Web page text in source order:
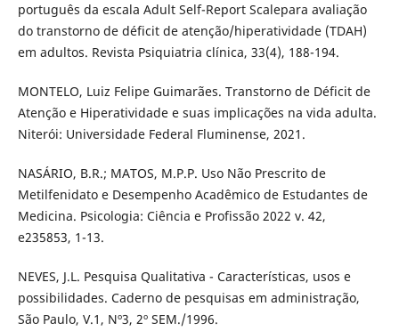
português da escala Adult Self-Report Scalepara avaliação
do transtorno de déficit de atenção/hiperatividade (TDAH)
em adultos. Revista Psiquiatria clínica, 33(4), 188-194.
MONTELO, Luiz Felipe Guimarães. Transtorno de Déficit de
Atenção e Hiperatividade e suas implicações na vida adulta.
Niterói: Universidade Federal Fluminense, 2021.
NASÁRIO, B.R.; MATOS, M.P.P. Uso Não Prescrito de
Metilfenidato e Desempenho Acadêmico de Estudantes de
Medicina. Psicologia: Ciência e Profissão 2022 v. 42,
e235853, 1-13.
NEVES, J.L. Pesquisa Qualitativa - Características, usos e
possibilidades. Caderno de pesquisas em administração,
São Paulo, V.1, Nº3, 2º SEM./1996.